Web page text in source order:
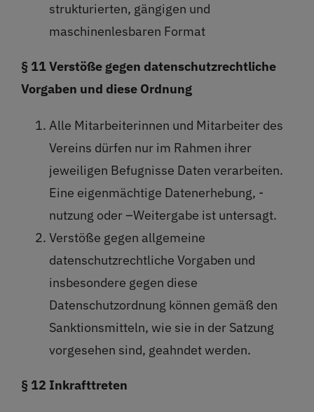
strukturierten, gängigen und
maschinenlesbaren Format
§ 11 Verstöße gegen datenschutzrechtliche
Vorgaben und diese Ordnung
Alle Mitarbeiterinnen und Mitarbeiter des
Vereins dürfen nur im Rahmen ihrer
jeweiligen Befugnisse Daten verarbeiten.
Eine eigenmächtige Datenerhebung, -
nutzung oder –Weitergabe ist untersagt.
Verstöße gegen allgemeine
datenschutzrechtliche Vorgaben und
insbesondere gegen diese
Datenschutzordnung können gemäß den
Sanktionsmitteln, wie sie in der Satzung
vorgesehen sind, geahndet werden.
§ 12 Inkrafttreten